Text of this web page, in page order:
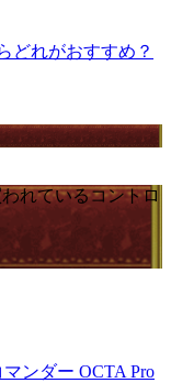
どれがおすすめ？
れているコントロ
ンダー OCTA Pro